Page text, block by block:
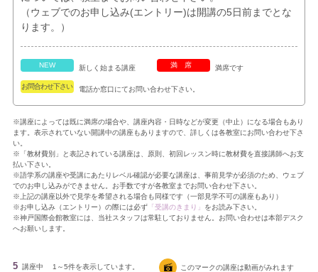
（ウェブでのお申し込み(エントリー)は開講の5日前までとな
ります。）
NEW 新しく始まる講座 満席 満席です
お問合わせ下さい 電話か窓口にてお問い合わせ下さい。
※講座によっては既に満席の場合や、講座内容・日時などが変更（中止）になる場合もあり
ます。表示されていない開講中の講座もありますので、詳しくは各教室にお問い合わせ下さ
い。
※「教材費別」と表記されている講座は、原則、初回レッスン時に教材費を直接講師へお支
払い下さい。
※語学系の講座や受講にあたりレベル確認が必要な講座は、事前見学が必須のため、ウェブ
でのお申し込みができません。お手数ですが各教室までお問い合わせ下さい。
※上記の講座以外で見学を希望される場合も同様です（一部見学不可の講座もあり）
※お申し込み（エントリー）の際には必ず「受講のきまり」 をお読み下さい。
※神戸国際会館教室には、当社スタッフは常駐しておりません。お問い合わせは本部デスク
へお願いします。
5 講座中 1～5件を表示しています。 このマークの講座は動画がみれます